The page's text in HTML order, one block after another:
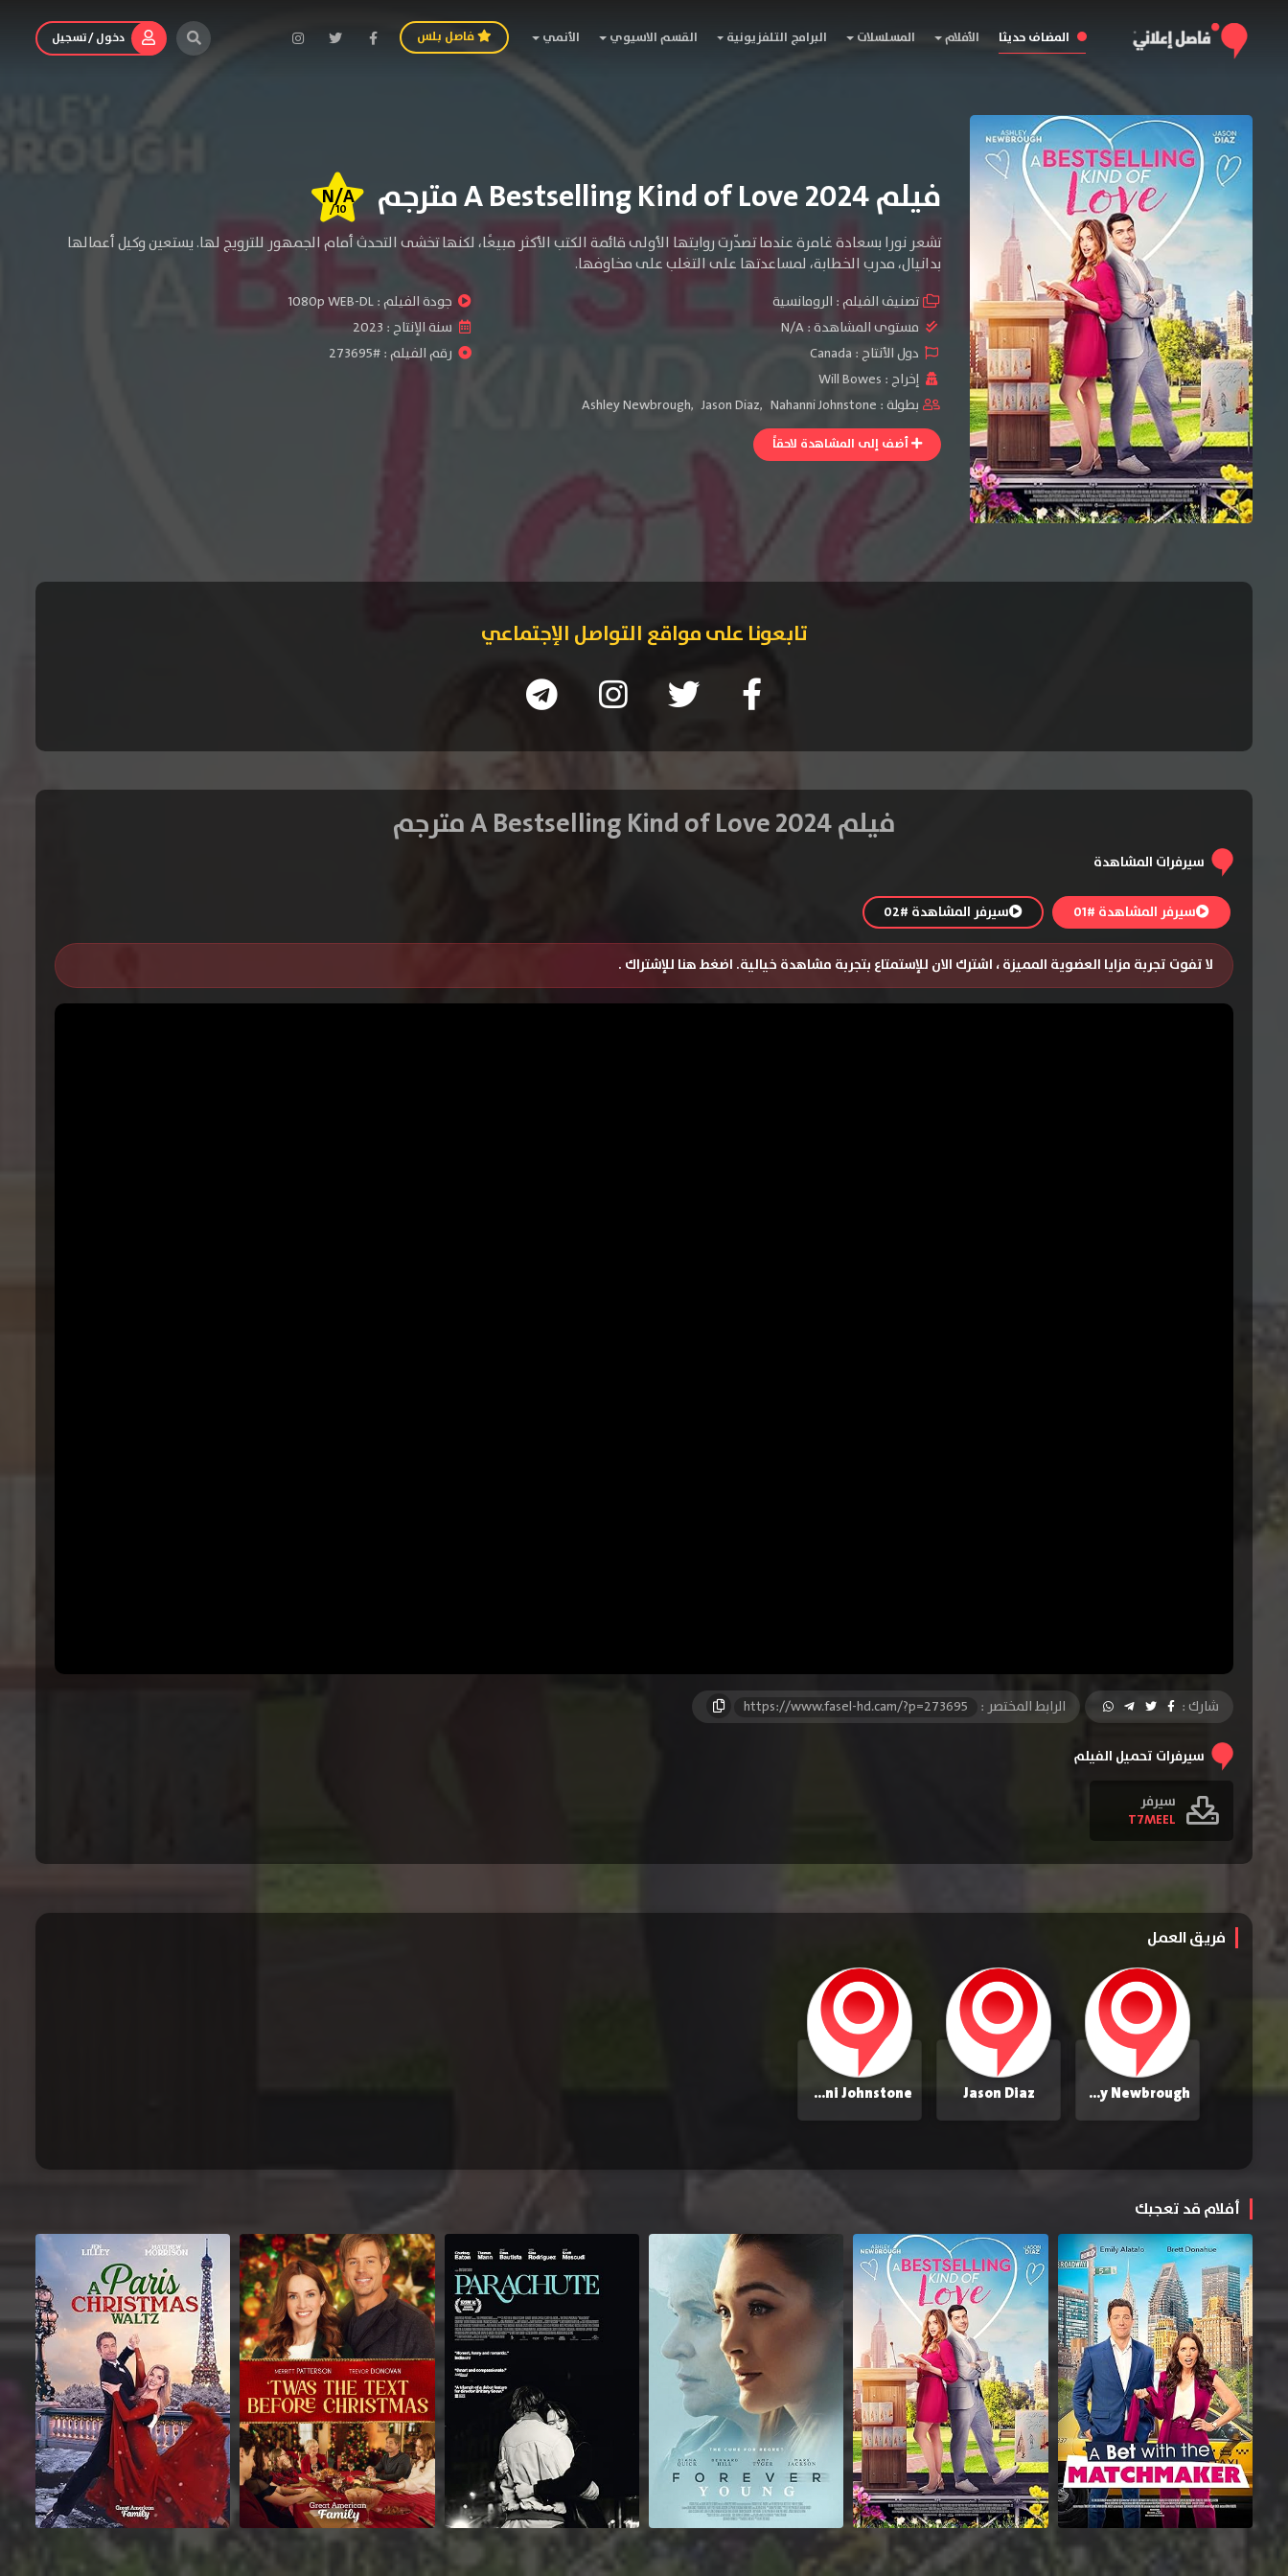
المضاف حديثا الأفلام المسلسلات البرامج التلفزيونية القسم الاسيوي الأنمي فاصل بلس دخول / تسجيل
فيلم A Bestselling Kind of Love 2024 مترجم N/A
/10
تشعر نورا بسعادة غامرة عندما تصدّرت روايتها الأولى قائمة الكتب الأكثر مبيعًا، لكنها تخشى التحدث أمام الجمهور للترويج لها. يستعين وكيل أعمالها
بدانيال، مدرب الخطابة، لمساعدتها على التغلب على مخاوفها.
تصنيف الفيلم : الرومانسية جودة الفيلم :1080p WEB-DL
مستوى المشاهدة :N/A سنة الإنتاج : 2023
دول الأنتاج : Canada
رقم الفيلم : #273695
إخراج : Will Bowes
بطولة :
Ashley Newbrough, Jason Diaz, Nahanni Johnstone
أضف إلى المشاهدة لاحقاً
تابعونا على مواقع التواصل الإجتماعي
فيلم A Bestselling Kind of Love 2024 مترجم
سيرفرات المشاهدة
سيرفر المشاهدة #01 سيرفر المشاهدة #02
لا تفوت تجربة مزايا العضوية المميزة ، اشترك الان للإستمتاع بتجربة مشاهدة خيالية. اضغط هنا للإشتراك .
شارك : الرابط المختصر : https://www.fasel-hd.cam/?p=273695
سيرفرات تحميل الفيلم
سيرفر
T7MEEL
فريق العمل
Ashley Newbrough
Jason Diaz
Nahanni Johnstone
أفلام قد تعجبك